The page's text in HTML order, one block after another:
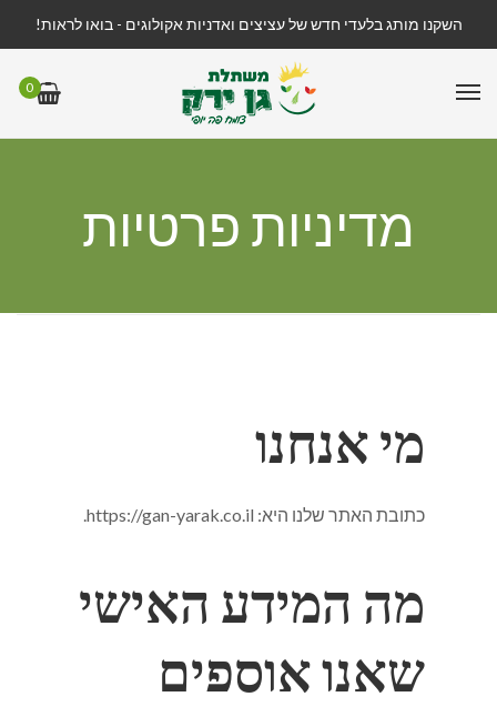
השקנו מותג בלעדי חדש של עציצים ואדניות אקולוגים - בואו לראות!
0
מדיניות פרטיות
מי אנחנו
כתובת האתר שלנו היא: https://gan-yarak.co.il.
מה המידע האישי
שאנו אוספים